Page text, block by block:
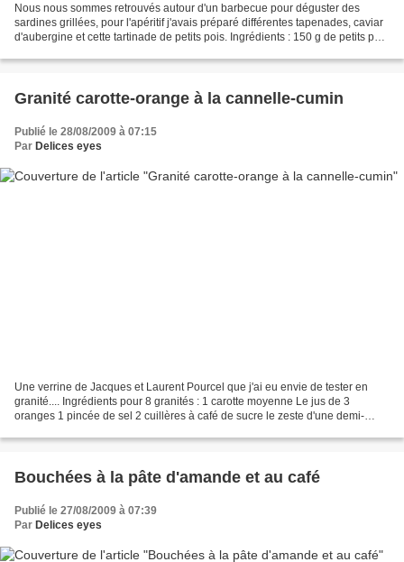
Nous nous sommes retrouvés autour d'un barbecue pour déguster des
sardines grillées, pour l'apéritif j'avais préparé différentes tapenades, caviar
d'aubergine et cette tartinade de petits pois. Ingrédients : 150 g de petits pois
Granité carotte-orange à la cannelle-cumin
Publié le 28/08/2009 à 07:15
Par Delices eyes
Une verrine de Jacques et Laurent Pourcel que j'ai eu envie de tester en
granité.... Ingrédients pour 8 granités : 1 carotte moyenne Le jus de 3
oranges 1 pincée de sel 2 cuillères à café de sucre le zeste d'une demi-
Bouchées à la pâte d'amande et au café
Publié le 27/08/2009 à 07:39
Par Delices eyes